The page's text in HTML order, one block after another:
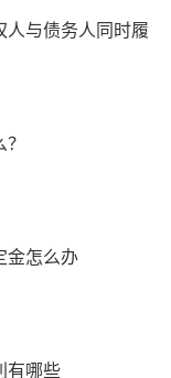
人与债务人同时履
金怎么办
有哪些